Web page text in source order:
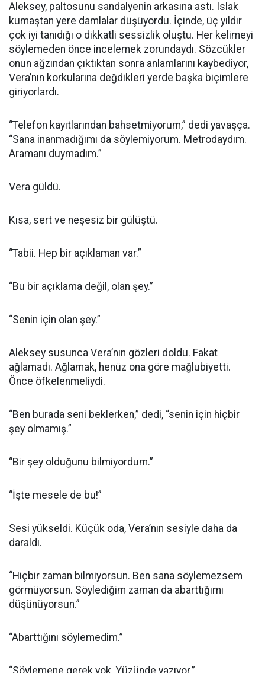
Aleksey, paltosunu sandalyenin arkasına astı. Islak
kumaştan yere damlalar düşüyordu. İçinde, üç yıldır
çok iyi tanıdığı o dikkatli sessizlik oluştu. Her kelimeyi
söylemeden önce incelemek zorundaydı. Sözcükler
onun ağzından çıktıktan sonra anlamlarını kaybediyor,
Vera’nın korkularına değdikleri yerde başka biçimlere
giriyorlardı.
“Telefon kayıtlarından bahsetmiyorum,” dedi yavaşça.
“Sana inanmadığımı da söylemiyorum. Metrodaydım.
Aramanı duymadım.”
Vera güldü.
Kısa, sert ve neşesiz bir gülüştü.
“Tabii. Hep bir açıklaman var.”
“Bu bir açıklama değil, olan şey.”
“Senin için olan şey.”
Aleksey susunca Vera’nın gözleri doldu. Fakat
ağlamadı. Ağlamak, henüz ona göre mağlubiyetti.
Önce öfkelenmeliydi.
“Ben burada seni beklerken,” dedi, “senin için hiçbir
şey olmamış.”
“Bir şey olduğunu bilmiyordum.”
“İşte mesele de bu!”
Sesi yükseldi. Küçük oda, Vera’nın sesiyle daha da
daraldı.
“Hiçbir zaman bilmiyorsun. Ben sana söylemezsem
görmüyorsun. Söylediğim zaman da abarttığımı
düşünüyorsun.”
“Abarttığını söylemedim.”